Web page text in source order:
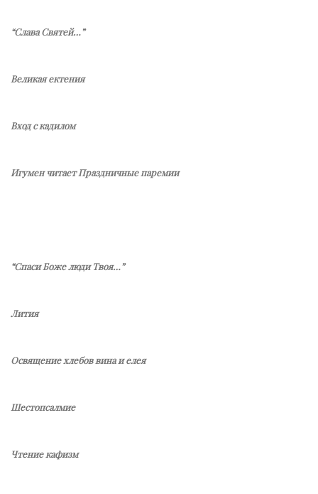
“Слава Святей…”
Великая ектения
Вход с кадилом
Игумен читает Праздничные паремии
“Спаси Боже люди Твоя…”
Лития
Освящение хлебов вина и елея
Шестопсалмие
Чтение кафизм